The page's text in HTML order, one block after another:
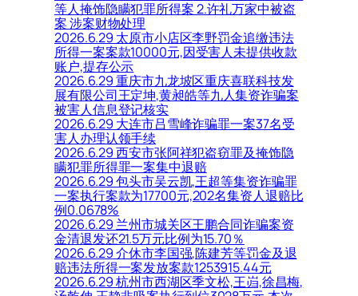
等人掩饰隐瞒犯罪所得案 2.许礼万家中被盗
案 涉案财物处理
2026.6.29 太原市小店区李野罚金追缴违法
所得一案案款10000元,因受害人未提供收款
账户,提存公示
2026.6.29 重庆市九龙坡区重庆喜联科技发
展有限公司王定坤,黄昶皓等九人集资诈骗案
被害人信息登记核实
2026.6.29 大连市吕雪峰诈骗罪一案37名受
害人办理认领手续
2026.6.29 西安市张阿祥犯盗窃罪及掩饰隐
瞒犯罪所得罪一案集中退赔
2026.6.29 包头市吴云凯,王超等集资诈骗罪
一案执行案款为17700元,202名集资人退赔比
例0.0678%
2026.6.29 兰州市城关区王鹏合同诈骗案资
金清退发还21.5万元比例为15.70％
2026.6.29 介休市李国强,陈建芳等罚金及退
赔违法所得一案发放案款1253915.44元
2026.6.29 杭州市西湖区季文松,王岿,徐昌梅,